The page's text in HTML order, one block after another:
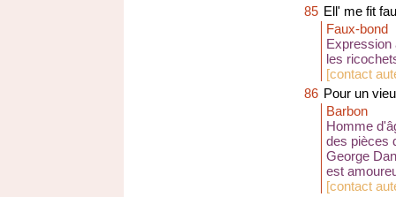
85 Ell' me fit
Faux-bond
Expression
les
[contact
86 Pour un
Barbon
Homme
des pièces
George
est
[contact